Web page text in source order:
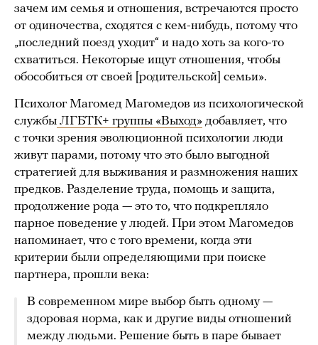
зачем им семья и отношения, встречаются просто
от одиночества, сходятся с кем-нибудь, потому что
„последний поезд уходит“ и надо хоть за кого-то
схватиться. Некоторые ищут отношения, чтобы
обособиться от своей [родительской] семьи».
Психолог Магомед Магомедов из психологической
службы ЛГБТК+ группы «Выход» добавляет, что
с точки зрения эволюционной психологии люди
живут парами, потому что это было выгодной
стратегией для выживания и размножения наших
предков. Разделение труда, помощь и защита,
продолжение рода — это то, что подкрепляло
парное поведение у людей. При этом Магомедов
напоминает, что с того времени, когда эти
критерии были определяющими при поиске
партнера, прошли века:
В современном мире выбор быть одному —
здоровая норма, как и другие виды отношений
между людьми. Решение быть в паре бывает